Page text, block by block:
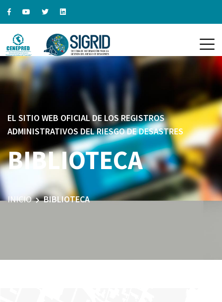
EL SITIO WEB OFICIAL DE LOS REGISTROS
ADMINISTRATIVOS DEL RIESGO DE DESASTRES
BIBLIOTECA
INICIO BIBLIOTECA